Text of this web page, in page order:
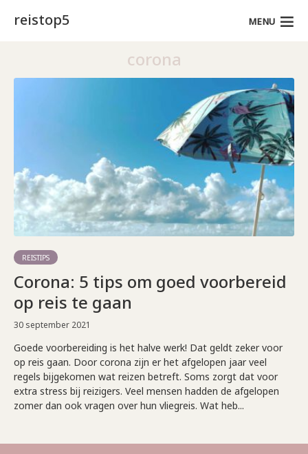
reistop5 MENU
corona
REISTIPS
Corona: 5 tips om goed voorbereid
op reis te gaan
30 september 2021
Goede voorbereiding is het halve werk! Dat geldt zeker voor
op reis gaan. Door corona zijn er het afgelopen jaar veel
regels bijgekomen wat reizen betreft. Soms zorgt dat voor
extra stress bij reizigers. Veel mensen hadden de afgelopen
zomer dan ook vragen over hun vliegreis. Wat heb...